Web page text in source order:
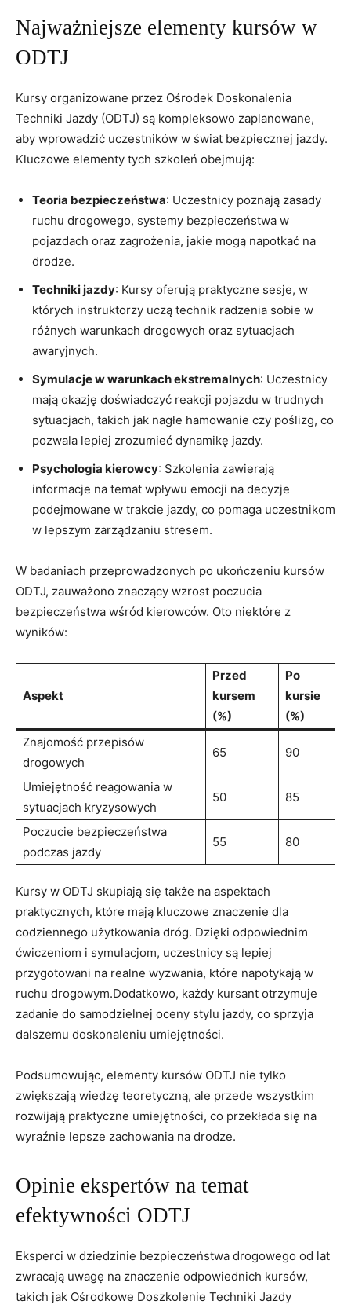
Najważniejsze elementy kursów w
ODTJ
Kursy organizowane przez Ośrodek Doskonalenia
Techniki Jazdy (ODTJ) są kompleksowo zaplanowane,
aby wprowadzić uczestników w świat bezpiecznej jazdy.
Kluczowe elementy tych szkoleń obejmują:
Teoria bezpieczeństwa: Uczestnicy poznają zasady
ruchu drogowego, systemy bezpieczeństwa w
pojazdach oraz zagrożenia, jakie mogą napotkać na
drodze.
Techniki jazdy: Kursy oferują praktyczne sesje, w
których instruktorzy uczą technik radzenia sobie w
różnych warunkach drogowych oraz sytuacjach
awaryjnych.
Symulacje w warunkach ekstremalnych: Uczestnicy
mają okazję doświadczyć reakcji pojazdu w trudnych
sytuacjach, takich jak nagłe hamowanie czy poślizg, co
pozwala lepiej zrozumieć dynamikę jazdy.
Psychologia kierowcy: Szkolenia zawierają
informacje na temat wpływu emocji na decyzje
podejmowane w trakcie jazdy, co pomaga uczestnikom
w lepszym zarządzaniu stresem.
W badaniach przeprowadzonych po ukończeniu kursów
ODTJ, zauważono znaczący wzrost poczucia
bezpieczeństwa wśród kierowców. Oto niektóre z
wyników:
Aspekt
Przed
kursem
(%)
Po
kursie
(%)
Znajomość przepisów
drogowych
65 90
Umiejętność reagowania w
sytuacjach kryzysowych
50 85
Poczucie bezpieczeństwa
podczas jazdy
55 80
Kursy w ODTJ skupiają się także na aspektach
praktycznych, które mają kluczowe znaczenie dla
codziennego użytkowania dróg. Dzięki odpowiednim
ćwiczeniom i symulacjom, uczestnicy są lepiej
przygotowani na realne wyzwania, które napotykają w
ruchu drogowym.Dodatkowo, każdy kursant otrzymuje
zadanie do samodzielnej oceny stylu jazdy, co sprzyja
dalszemu doskonaleniu umiejętności.
Podsumowując, elementy kursów ODTJ nie tylko
zwiększają wiedzę teoretyczną, ale przede wszystkim
rozwijają praktyczne umiejętności, co przekłada się na
wyraźnie lepsze zachowania na drodze.
Opinie ekspertów na temat
efektywności ODTJ
Eksperci w dziedzinie bezpieczeństwa drogowego od lat
zwracają uwagę na znaczenie odpowiednich kursów,
takich jak Ośrodkowe Doszkolenie Techniki Jazdy